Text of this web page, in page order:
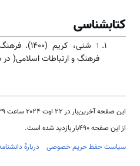
کتابشناسی
↑
شنی، کریم
فرهنگ و ارتباطات اسلامی(
این صفحه آخرین‌بار در ‏۲۲ اوت ۲۰۲۴ ساعت ‏۱۲:۳۹ ویرایش شده است.
از این صفحه ۴۹۰بار بازدید شده است.
سیاست حفظ حریم خصوصی
دربارهٔ